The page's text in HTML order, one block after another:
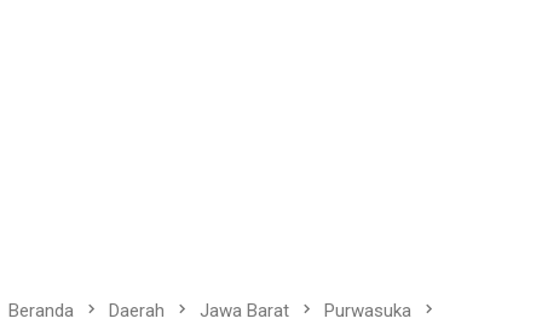
Beranda Daerah Jawa Barat Purwasuka